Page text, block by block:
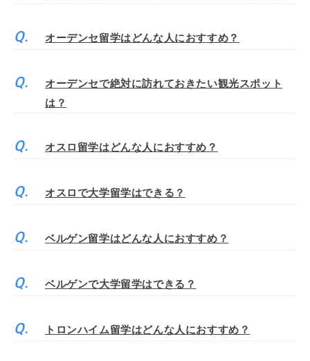
オーデンセ留学はどんな人におすすめ？
オーデンセで絶対に訪れておきたい観光スポット
は？
オスロ留学はどんな人におすすめ？
オスロで大学留学はできる？
ベルゲン留学はどんな人におすすめ？
ベルゲンで大学留学はできる？
トロンハイム留学はどんな人におすすめ？